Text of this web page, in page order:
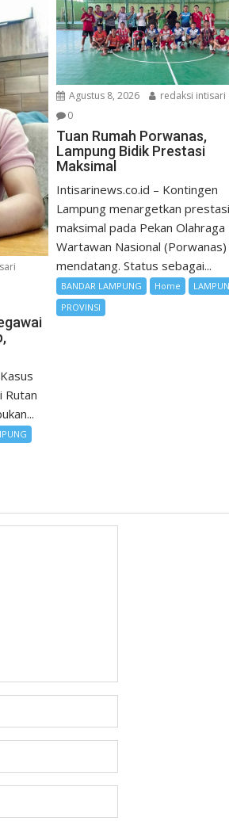
Rutan
Agustus 8, 2026
redaksi intisari
0
Tuan Rumah Porwanas,
Lampung Bidik Prestasi
Maksimal
Intisarinews.co.id – Kontingen
Lampung menargetkan prestasi
maksimal pada Pekan Olahraga
Wartawan Nasional (Porwanas)
mendatang. Status sebagai...
BANDAR LAMPUNG Home
PROVINSI